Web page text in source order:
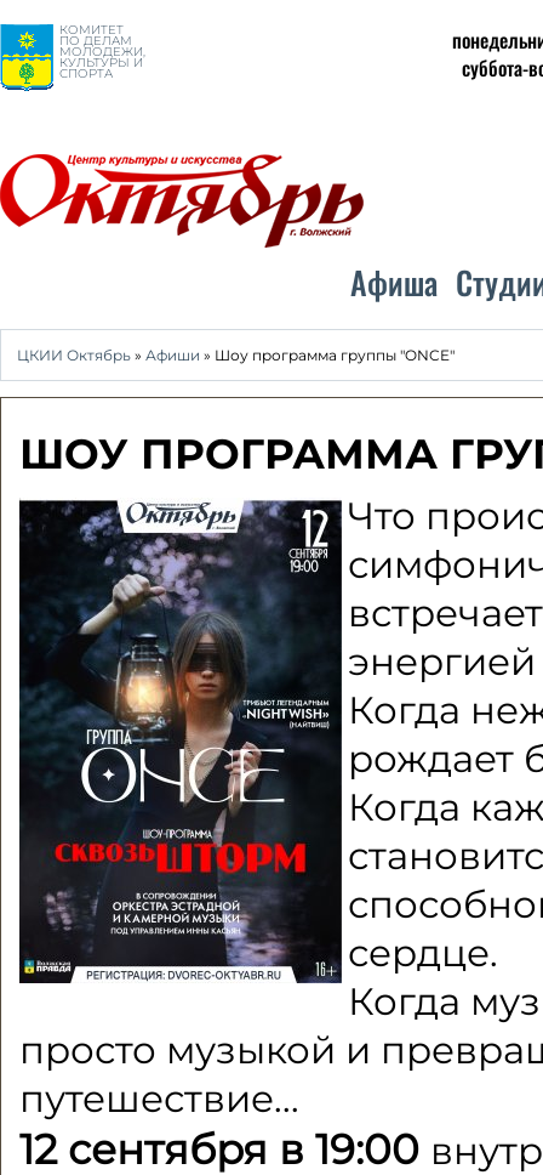
КОМИТЕТ
ПО ДЕЛАМ
МОЛОДЕЖИ,
КУЛЬТУРЫ И
СПОРТА
суббота-
Афиша
ЦКИИ Октябрь » Афиши » Шоу программа группы "ONCE"
ШОУ ПРОГРАММА
Что
Когда
рождает
Когда
сердце.
Когда
просто музыкой и
путешествие...
12 сентября в 19:00